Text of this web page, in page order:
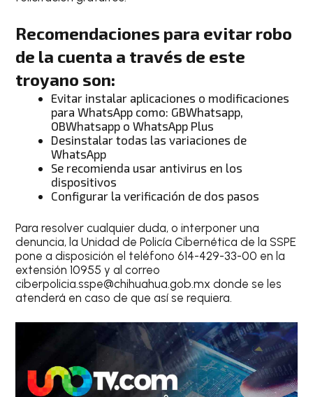
Recomendaciones para evitar robo
de la cuenta a través de este
troyano son:
Evitar instalar aplicaciones o modificaciones
para WhatsApp como: GBWhatsapp,
OBWhatsapp o WhatsApp Plus
Desinstalar todas las variaciones de
WhatsApp
Se recomienda usar antivirus en los
dispositivos
Configurar la verificación de dos pasos
Para resolver cualquier duda, o interponer una
denuncia, la Unidad de Policía Cibernética de la SSPE
pone a disposición el teléfono 614-429-33-00 en la
extensión 10955 y al correo
ciberpolicia.sspe@chihuahua.gob.mx donde se les
atenderá en caso de que así se requiera.